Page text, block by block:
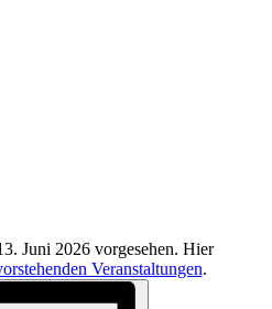
Juni 2026 vorgesehen. Hier
Veranstaltungen.